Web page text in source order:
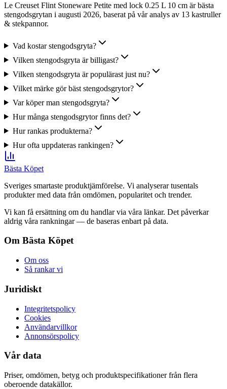
Le Creuset Flint Stoneware Petite med lock 0.25 L 10 cm är bästa
stengodsgrytan i augusti 2026, baserat på vår analys av 13 kastruller
& stekpannor.
Vad kostar stengodsgryta?
Vilken stengodsgryta är billigast?
Vilken stengodsgryta är populärast just nu?
Vilket märke gör bäst stengodsgrytor?
Var köper man stengodsgryta?
Hur många stengodsgrytor finns det?
Hur rankas produkterna?
Hur ofta uppdateras rankingen?
Bästa Köpet
Sveriges smartaste produktjämförelse. Vi analyserar tusentals
produkter med data från omdömen, popularitet och trender.
Vi kan få ersättning om du handlar via våra länkar. Det påverkar
aldrig våra rankningar — de baseras enbart på data.
Om Bästa Köpet
Om oss
Så rankar vi
Juridiskt
Integritetspolicy
Cookies
Användarvillkor
Annonsörspolicy
Vår data
Priser, omdömen, betyg och produktspecifikationer från flera
oberoende datakällor.